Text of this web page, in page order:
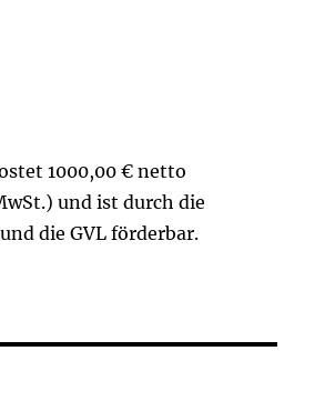
1000,00 € netto
und ist durch die
die GVL förderbar.